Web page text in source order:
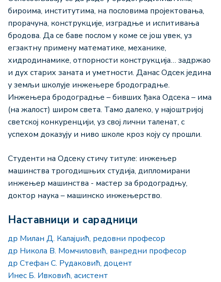
бироима, институтима, на пословима пројектовања,
прорачуна, конструкције, изградње и испитивања
бродова. Да се баве послом у коме се још увек, уз
егзактну примену математике, механике,
хидродинамике, отпорности конструкција… задржао
и дух старих заната и уметности. Данас Одсек једина
у земљи школује инжењере бродоградње.
Инжењера бродоградње – бивших ђака Одсека – има
(на жалост) широм света. Тамо далеко, у најоштријој
светској конкуренцији, уз свој лични таленат, с
успехом доказују и ниво школе кроз коју су прошли.
Студенти на Одсеку стичу титуле: инжењер
машинства трогодишњих студија, дипломирани
инжењер машинства - мастер за бродоградњу,
доктор наука – машинско инжењерство.
Наставници и сарадници
др Милан Д. Калајџић, редовни професор
др Никола В. Момчиловић, ванредни професор
др Стефан С. Рудаковић, доцент
Инес Б. Ивковић, асистент